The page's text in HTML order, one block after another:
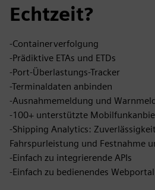
Echtzeit?
-Containerverfolgung
-Prädiktive ETAs und ETDs
-Port-Überlastungs-Tracker
-Terminaldaten anbinden
-Ausnahmemeldung und
-100+ unterstützte
-Shipping Analytics:
Fahrspurleistung und Festnahme
-Einfach zu integrierende APIs
-Einfach zu bedienendes Webportal